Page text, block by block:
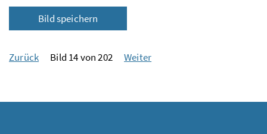
Bild speichern
Zurück Bild 14 von 202 Weiter